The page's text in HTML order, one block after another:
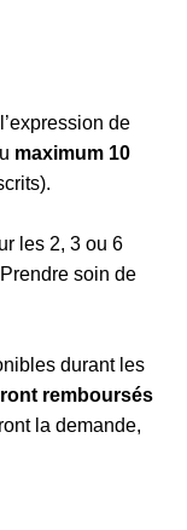
de
maximum 10
les 2, 3 ou 6
soin de
durant les
remboursés
la demande,